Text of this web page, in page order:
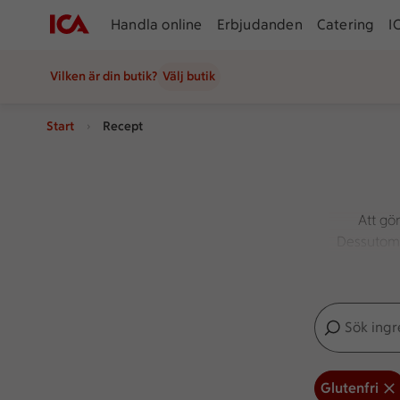
Handla online Erbjudanden Catering
Vilken är din butik? Välj butik
Start Recept
Att
Sök
Inga förslag
Glutenfri